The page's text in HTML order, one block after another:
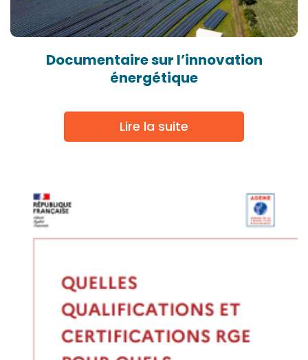
Documentaire sur l’innovation
énergétique
Lire la suite